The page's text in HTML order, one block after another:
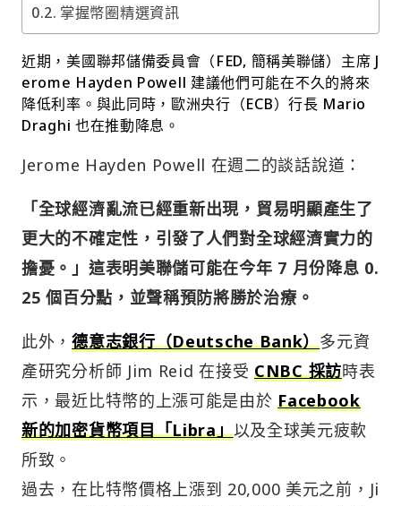
掌握幣圈精選資訊
近期，美國聯邦儲備委員會（FED, 簡稱美聯儲）主席 J
erome Hayden Powell 建議他們可能在不久的將來
降低利率。與此同時，歐洲央行（ECB）行長 Mario
Draghi 也在推動降息。
Jerome Hayden Powell 在週二的談話說道：
「全球經濟亂流已經重新出現，貿易明顯產生了
更大的不確定性，引發了人們對全球經濟實力的
擔憂。」這表明美聯儲可能在今年 7 月份降息 0.
25 個百分點，並聲稱預防將勝於治療。
此外，德意志銀行（Deutsche Bank）多元資
產研究分析師 Jim Reid 在接受 CNBC 採訪時表
示，最近比特幣的上漲可能是由於Facebook
新的加密貨幣項目「Libra」以及全球美元疲軟
所致。
過去，在比特幣價格上漲到 20,000 美元之前，Ji